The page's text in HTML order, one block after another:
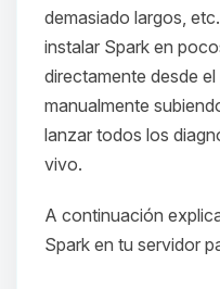
demasiado largos,
instalar Spark en
directamente desde el
manualmente
lanzar todos los
vivo.
A continuación
Spark en tu servidor